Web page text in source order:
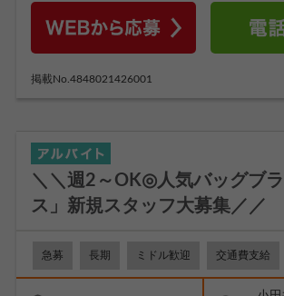
掲載No.4848021426001
＼＼週2～OK◎人気バッグブ
ス」新規スタッフ大募集／／
急募 長期 ミドル歓迎 交通費支給